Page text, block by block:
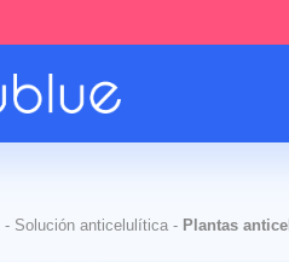
- Solución anticelulítica - Plantas